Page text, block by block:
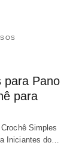
para Pano
para
Simples
Iniciantes do…